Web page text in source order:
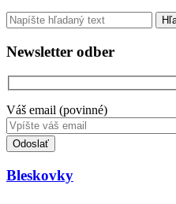
NVDA
s
2025.1
Vyhľadávanie
Newsletter odber
Váš email (povinné)
Toto
pole
nevyplňujte.
Bleskovky